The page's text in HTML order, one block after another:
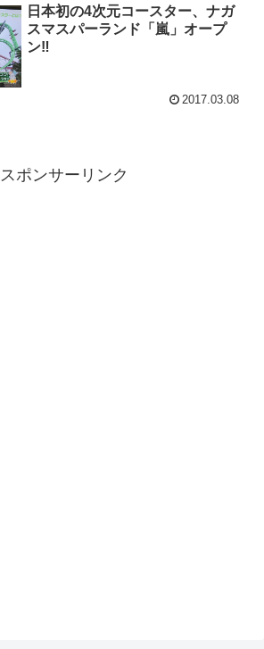
日本初の4次元コースター、ナガ
スマスパーランド「嵐」オープ
ン‼
2017.03.08
スポンサーリンク